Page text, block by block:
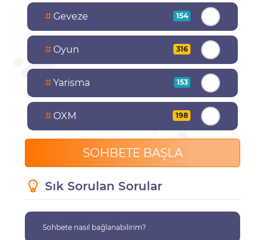
# Geveze 154
# Oyun 316
#Yarisma 153
# OXM 198
SOHBETE BAŞLA
Sık Sorulan Sorular
Sohbete nasıl bağlanabilirim?